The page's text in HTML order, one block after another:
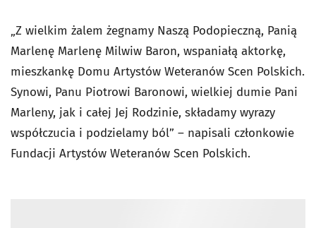
„Z wielkim żalem żegnamy Naszą Podopieczną, Panią
Marlenę Marlenę Milwiw Baron, wspaniałą aktorkę,
mieszkankę Domu Artystów Weteranów Scen Polskich.
Synowi, Panu Piotrowi Baronowi, wielkiej dumie Pani
Marleny, jak i całej Jej Rodzinie, składamy wyrazy
współczucia i podzielamy ból” – napisali członkowie
Fundacji Artystów Weteranów Scen Polskich.